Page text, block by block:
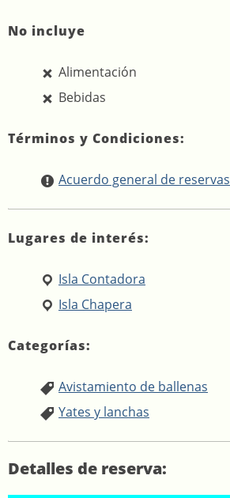
No incluye
Alimentación
Bebidas
Términos y Condiciones:
Acuerdo general de reservas
Lugares de interés:
Isla Contadora
Isla Chapera
Categorías:
Avistamiento de ballenas
Yates y lanchas
Detalles de reserva: